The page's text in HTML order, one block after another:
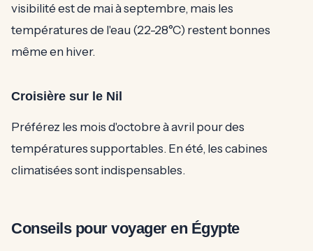
visibilité est de mai à septembre, mais les
températures de l'eau (22-28°C) restent bonnes
même en hiver.
Croisière sur le Nil
Préférez les mois d'octobre à avril pour des
températures supportables. En été, les cabines
climatisées sont indispensables.
Conseils pour voyager en Égypte